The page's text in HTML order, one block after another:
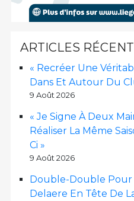
ARTICLES
« Recréer Une
Dans Et Autour Du
9 Août 2026
« Je Signe À Deux
Réaliser La Même
Ci »
9 Août 2026
Double-Double Pour
Delaere En Tête De